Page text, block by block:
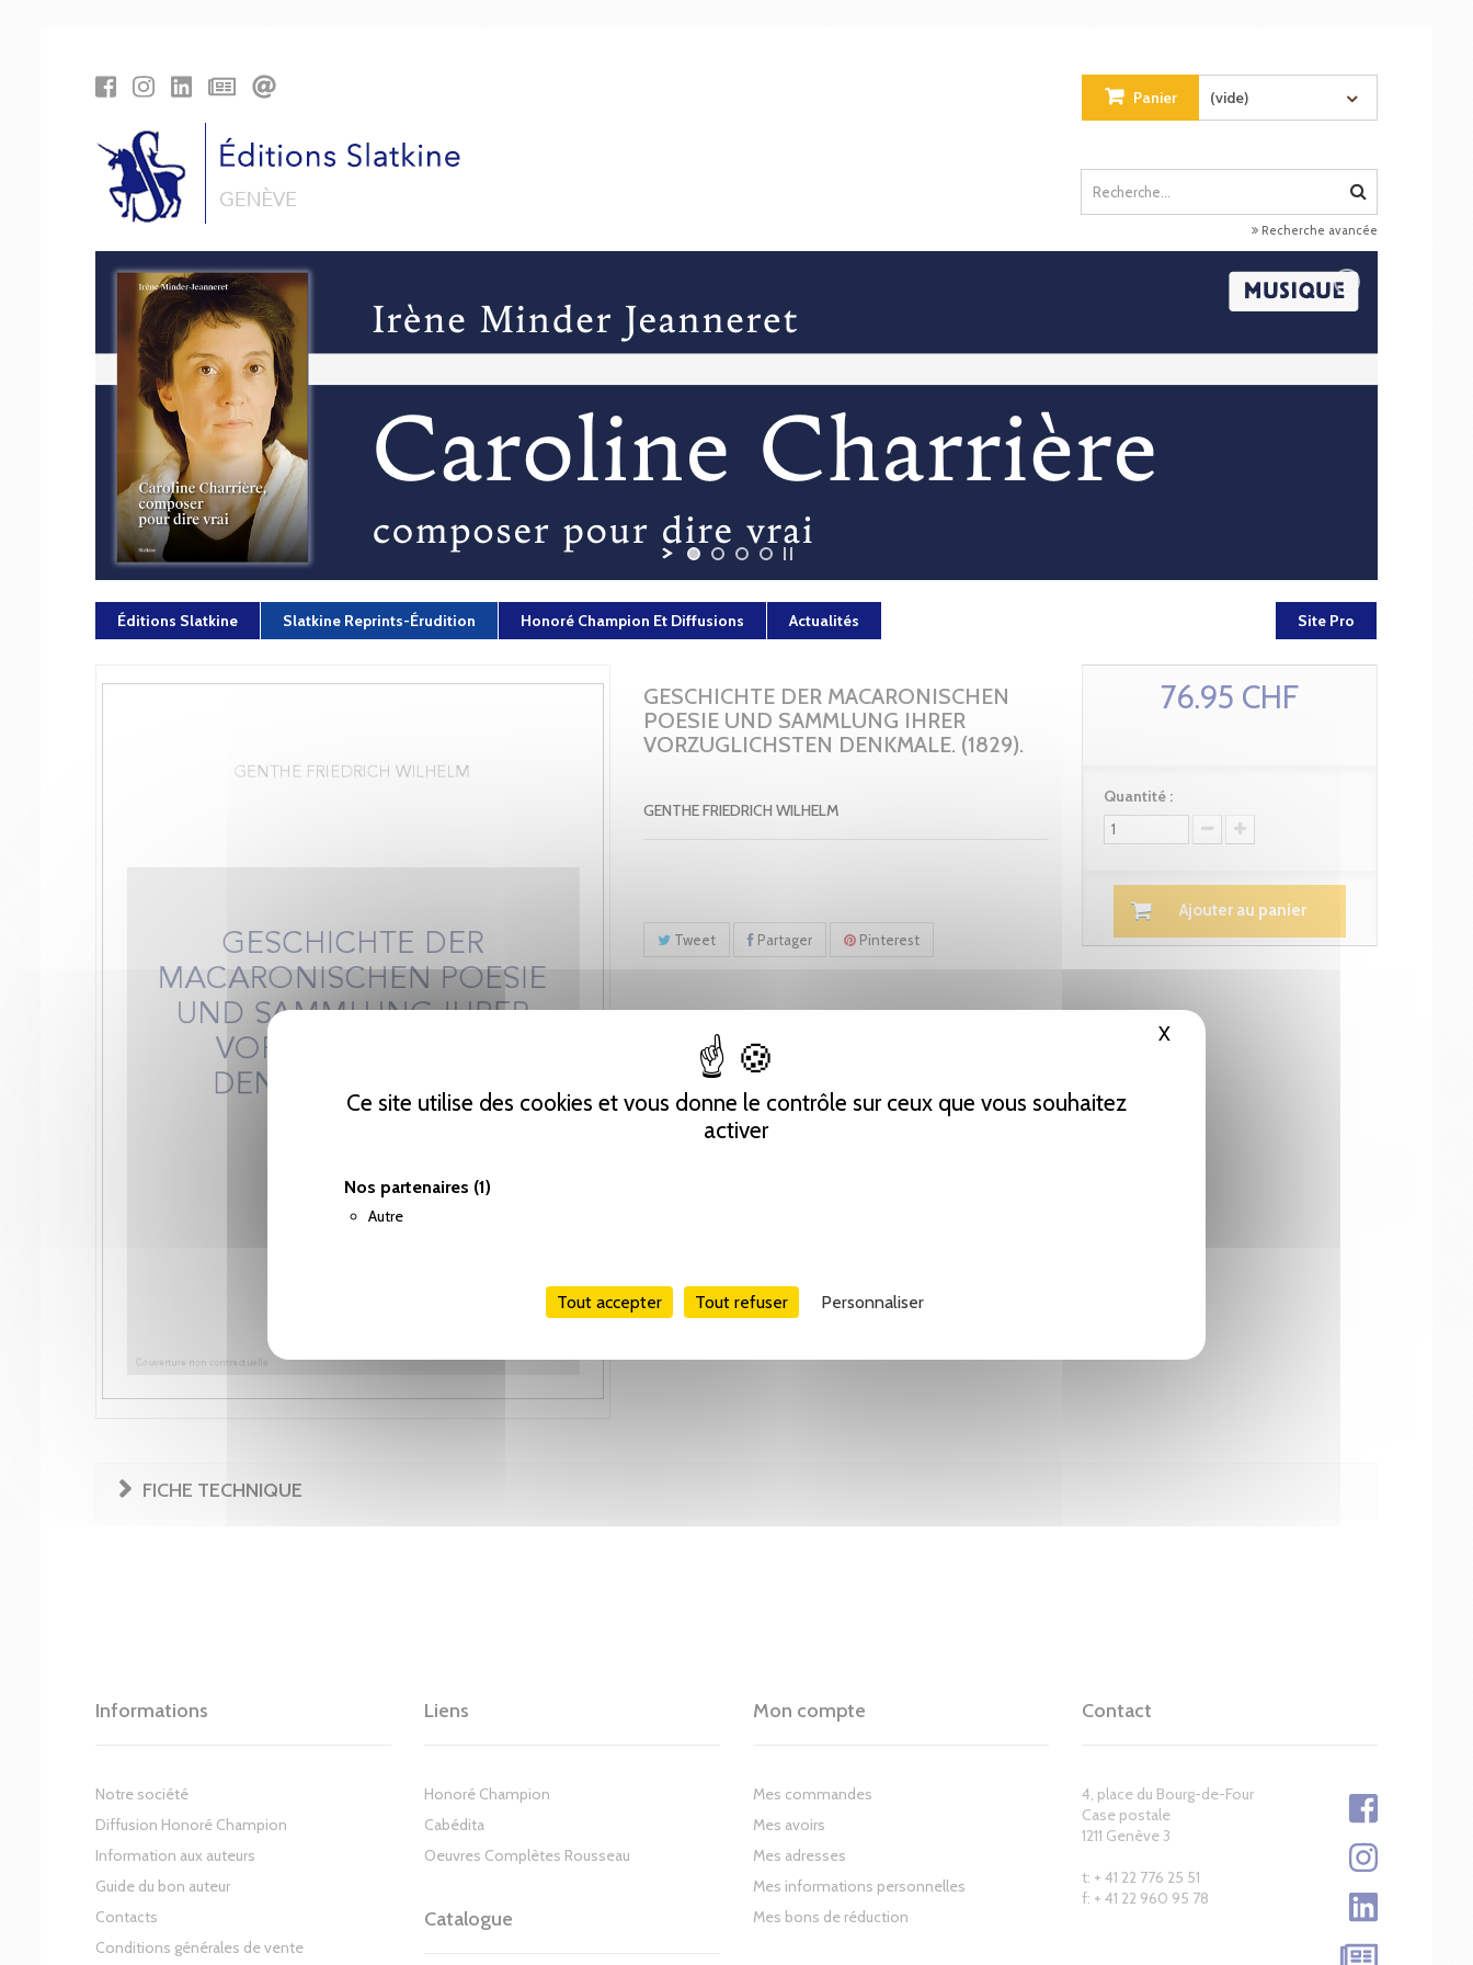
Ce site utilise des cookies et vous donne le contrôle sur ceux que vous souhaitez
activer
Nos partenaires (1)
Autre
Tout accepter Tout refuser Personnaliser
X Masquer le bandeau des cookies
Panier (vide)
Recherche avancée
Éditions Slatkine Slatkine Reprints-Érudition Honoré Champion Et Diffusions Actualités Site Pro
GESCHICHTE DER MACARONISCHEN
POESIE UND SAMMLUNG IHRER
VORZUGLICHSTEN DENKMALE. (1829).
GENTHE FRIEDRICH WILHELM
Tweet Partager Pinterest
76.95 CHF
Quantité :
Ajouter au panier
FICHE TECHNIQUE
Informations
Notre société
Diffusion Honoré Champion
Information aux auteurs
Guide du bon auteur
Contacts
Conditions générales de vente
Liens
Honoré Champion
Cabédita
Oeuvres Complètes Rousseau
Catalogue
Mon compte
Mes commandes
Mes avoirs
Mes adresses
Mes informations personnelles
Mes bons de réduction
Contact
4, place du Bourg-de-Four
Case postale
1211 Genève 3
t: + 41 22 776 25 51
f: + 41 22 960 95 78